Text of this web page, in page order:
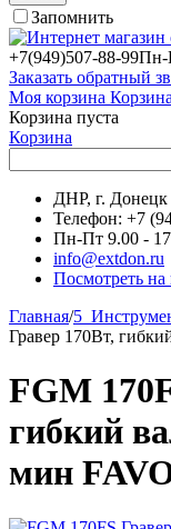
Запомнить
+7(949)507-88-99Пн-
Заказать обратный
Моя корзина
Корзина пуста
Корзина
ДНР, г. Донецк
Телефон: +7
Пн-Пт 9.00 -
info@extdon.ru
Посмотреть на
Главная/
Гравер 170Вт,
FGM
гибкий
мин